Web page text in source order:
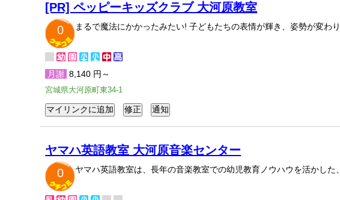
[PR] ペッピーキッズクラブ 大河原教室
0
まるで魔法にかかったみたい! 子どもたちの表情が輝き、姿勢が変わ
月謝 8,140 円～
宮城県大河原町東34-1
ヤマハ英語教室 大河原音楽センター
0
ヤマハ英語教室は、長年の音楽教室での幼児教育ノウハウを活かした